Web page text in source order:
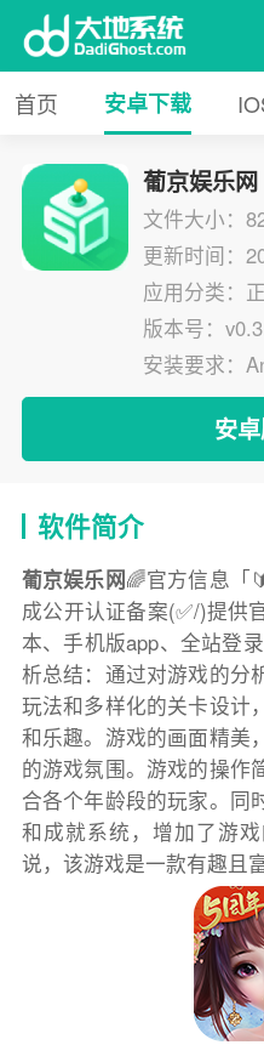
首页 安卓下载
葡京娱乐网
文件大小：
更新时间：
应用分类：
版本号：
安装要求：
安
软件简介
葡京娱乐网🌈官方信息「
成公开认证备案(✅/)提供
本、手机版app、全站登
析总结：通过对游戏的分
玩法和多样化的关卡设计
和乐趣。游戏的画面精美
的游戏氛围。游戏的操作
合各个年龄段的玩家。同
和成就系统，增加了游
说，该游戏是一款有趣且